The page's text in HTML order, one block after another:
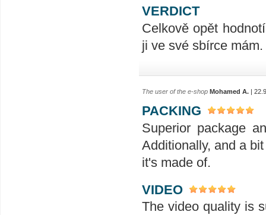
VERDICT
Celkově opět
ji ve své sbírce
The user of the e-shop Mohamed A. |
PACKING
Superior package
Additionally, and a
it's made of.
VIDEO
The video quality is